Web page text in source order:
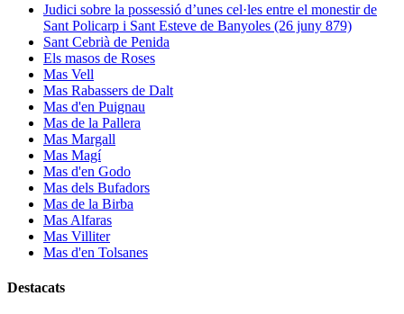
Judici sobre la possessió d’unes cel·les entre el monestir de
Sant Policarp i Sant Esteve de Banyoles (26 juny 879)
Sant Cebrià de Penida
Els masos de Roses
Mas Vell
Mas Rabassers de Dalt
Mas d'en Puignau
Mas de la Pallera
Mas Margall
Mas Magí
Mas d'en Godo
Mas dels Bufadors
Mas de la Birba
Mas Alfaras
Mas Villiter
Mas d'en Tolsanes
Destacats